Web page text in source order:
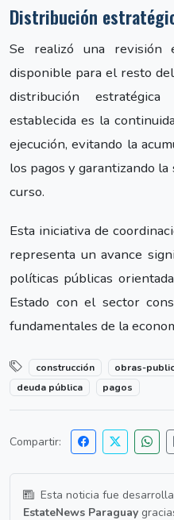
Distribución
Se realizó una revisión
disponible para el resto
distribución
establecida es la
ejecución, evitando la
los pagos y garantizando
curso.
Esta iniciativa de
representa un avance
políticas públicas
Estado con el sector
fundamentales de la
construcción obras-
deuda pública
pagos
Compartir:
Esta noticia fue
EstateNews Paraguay